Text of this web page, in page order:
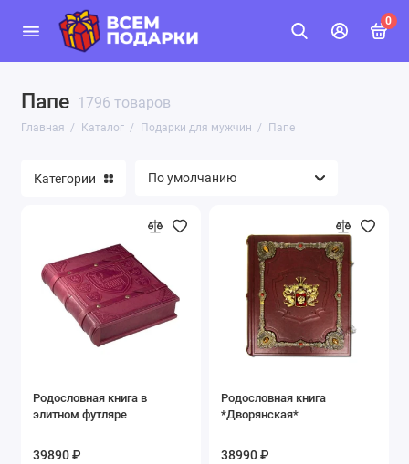
0
Папе 1796 товаров
Главная Каталог Подарки для мужчин Папе
Категории
Родословная книга в
элитном футляре
39890 ₽
Родословная книга
*Дворянская*
38990 ₽